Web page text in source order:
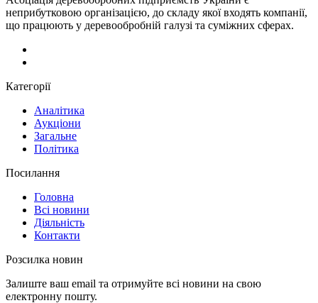
неприбутковою організацією, до складу якої входять компанії,
що працюють у деревообробній галузі та суміжних сферах.
Категорії
Аналітика
Аукціони
Загальне
Політика
Посилання
Головна
Всі новини
Діяльність
Контакти
Розсилка новин
Залиште ваш email та отримуйте всі новини на свою
електронну пошту.